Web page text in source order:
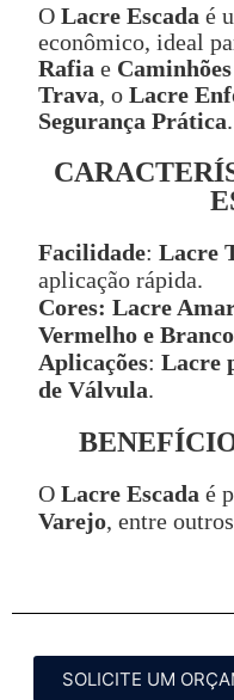
O Lacre Escada é
econômico, ideal
Rafia e
Trava, o Lacre
Segurança Prática.
Facilidade: Lacre
aplicação rápida.
Cores: Lacre
Vermelho e
Aplicações: Lacre
de Válvula.
O Lacre Escada é
Varejo, entre
SOLICITE UM